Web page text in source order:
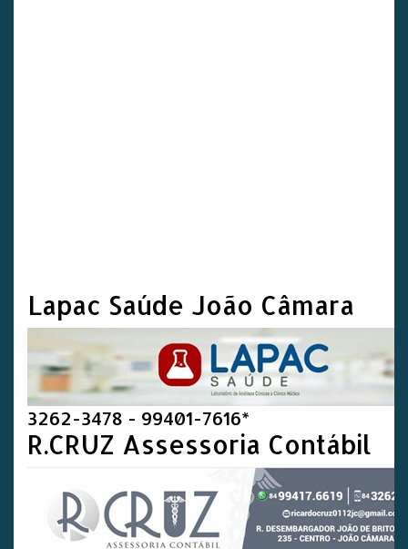
Lapac Saúde João Câmara
3262-3478 - 99401-7616*
R.CRUZ Assessoria Contábil